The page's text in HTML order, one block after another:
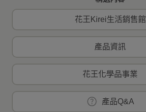
花王Kirei生活銷售館
產品資訊
花王化學品事業
產品Q&A